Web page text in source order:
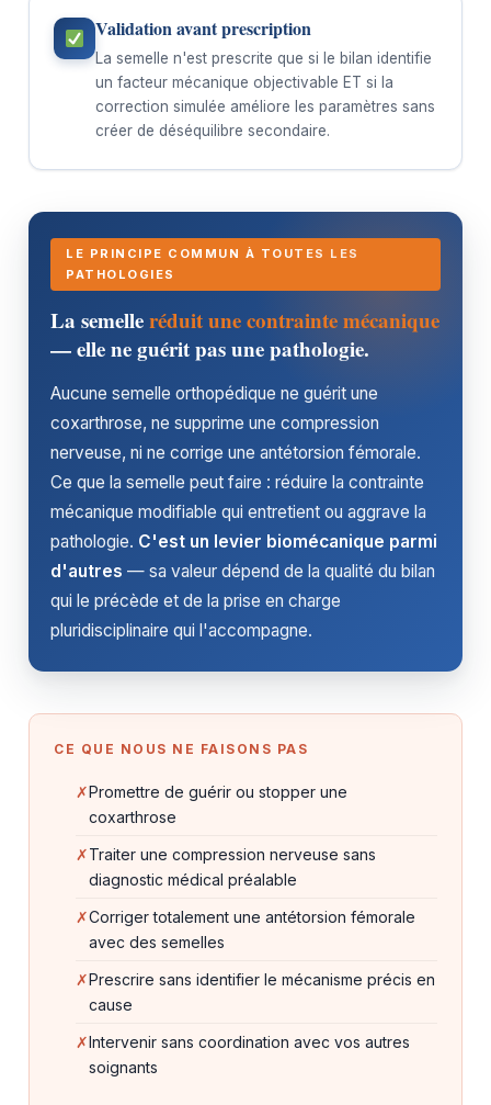
Validation avant prescription
La semelle n'est prescrite que si le bilan identifie
un facteur mécanique objectivable ET si la
correction simulée améliore les paramètres sans
créer de déséquilibre secondaire.
LE PRINCIPE COMMUN À TOUTES LES
PATHOLOGIES
La semelleréduit une contrainte mécanique
— elle ne guérit pas une pathologie.
Aucune semelle orthopédique ne guérit une
coxarthrose, ne supprime une compression
nerveuse, ni ne corrige une antétorsion fémorale.
Ce que la semelle peut faire : réduire la contrainte
mécanique modifiable qui entretient ou aggrave la
pathologie. C'est un levier biomécanique parmi
d'autres — sa valeur dépend de la qualité du bilan
qui le précède et de la prise en charge
pluridisciplinaire qui l'accompagne.
CE QUE NOUS NE FAISONS PAS
Promettre de guérir ou stopper une
coxarthrose
Traiter une compression nerveuse sans
diagnostic médical préalable
Corriger totalement une antétorsion fémorale
avec des semelles
Prescrire sans identifier le mécanisme précis en
cause
Intervenir sans coordination avec vos autres
soignants